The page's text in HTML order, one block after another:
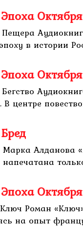
в истории
Октября
центре
Алданова
Роман
на опыт